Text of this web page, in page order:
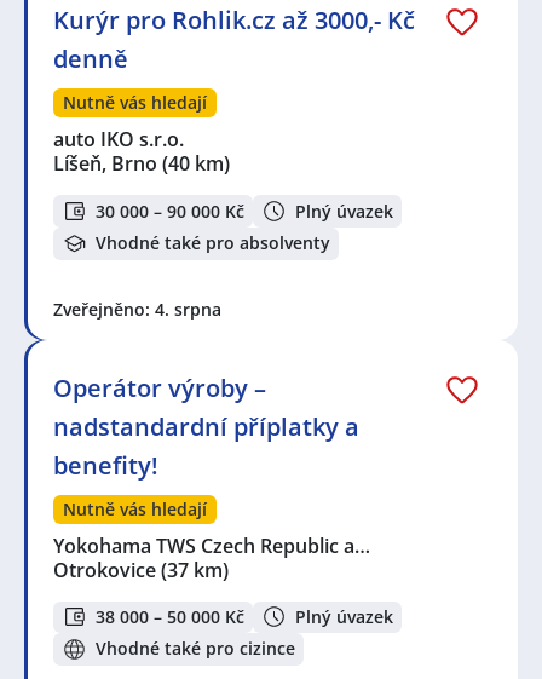
Kurýr pro Rohlik.cz až 3000,- Kč
denně
Nutně vás hledají
auto IKO s.r.o.
Líšeň, Brno (40 km)
30 000 – 90 000 Kč
Plný úvazek
Vhodné také pro absolventy
Zveřejněno: 4. srpna
Operátor výroby –
nadstandardní příplatky a
benefity!
Nutně vás hledají
Yokohama TWS Czech Republic a…
Otrokovice(37 km)
38 000 – 50 000 Kč
Plný úvazek
Vhodné také pro cizince